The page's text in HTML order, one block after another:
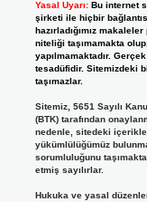
Yasal Uyarı: Bu internet
şirketi ile hiçbir
hazırladığımız
niteliği taşımamakta
yapılmamaktadır.
tesadüfidir. Sitemizdeki
taşımazlar.
Sitemiz, 5651 Sayılı
(BTK) tarafından
nedenle, sitedeki
yükümlülüğümüz
sorumluluğunu
etmiş sayılırlar.
Hukuka ve yasal